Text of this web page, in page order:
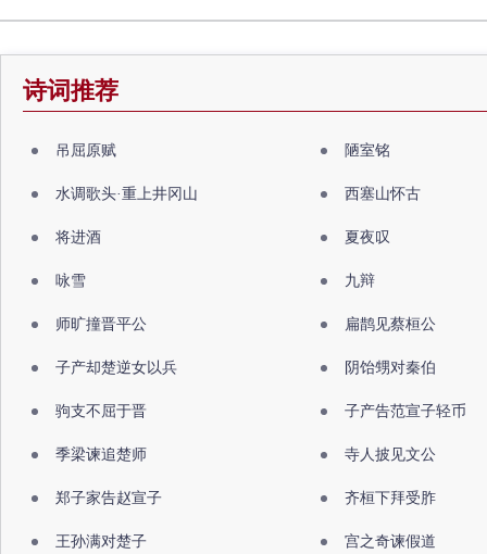
诗词推荐
吊屈原赋 陋室铭
水调歌头·重上井冈山 西塞山怀古
将进酒 夏夜叹
咏雪 九辩
师旷撞晋平公 扁鹊见蔡桓公
子产却楚逆女以兵 阴饴甥对秦伯
驹支不屈于晋 子产告范宣子轻币
季梁谏追楚师 寺人披见文公
郑子家告赵宣子 齐桓下拜受胙
王孙满对楚子 宫之奇谏假道